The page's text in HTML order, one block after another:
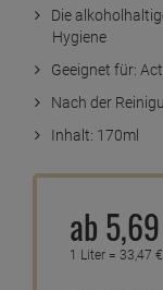
Die
Hygiene
Geeignet für:
Nach der
Inhalt: 170ml
ab 5,69
1 Liter = 33,47 €